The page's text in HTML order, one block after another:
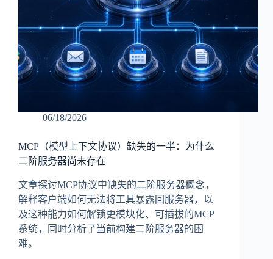
06/18/2026
MCP（模型上下文协议）缺失的一半：为什么
二阶服务器尚未存在
文章探讨MCP协议中缺失的二阶服务器概念，
解释客户端如何无法将工具暴露回服务器，以
及这种能力如何解锁更模块化、可插拔的MCP
系统，同时分析了当前构建二阶服务器的困
难。